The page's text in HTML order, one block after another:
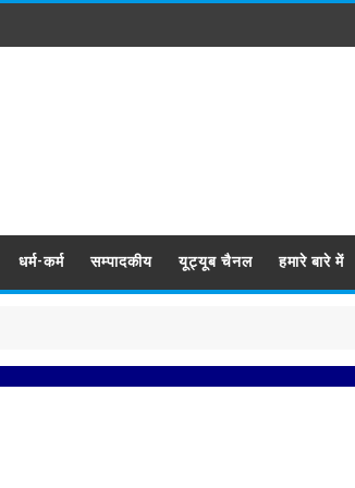
धर्म-कर्म सम्पादकीय यूट्यूब चैनल हमारे बारे में